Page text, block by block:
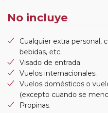
No incluye
Cualquier extra personal,
bebidas, etc.
Visado de entrada.
Vuelos internacionales.
Vuelos domésticos o
(excepto cuando se
Propinas.